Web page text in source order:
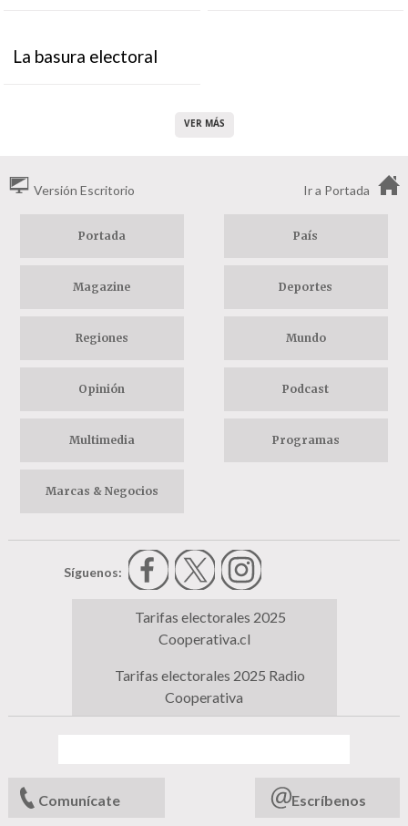
La basura electoral
VER MÁS
Versión Escritorio Ir a Portada
Portada País
Magazine Deportes
Regiones Mundo
Opinión Podcast
Multimedia Programas
Marcas & Negocios
Síguenos:
Tarifas electorales 2025
Cooperativa.cl
Tarifas electorales 2025 Radio
Cooperativa
Comunícate Escríbenos